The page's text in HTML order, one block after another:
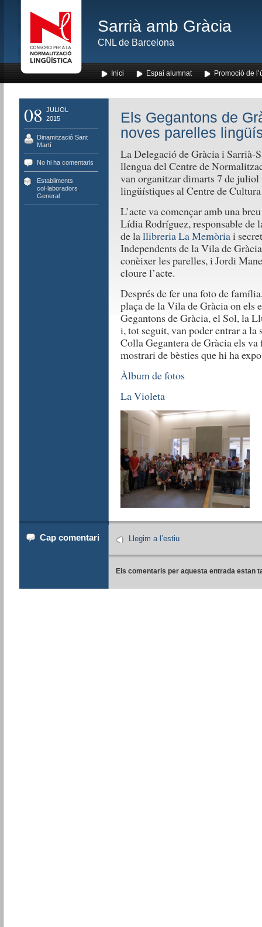
Sarrià amb Gràcia
CNL de Barcelona
Inici Espai alumnat Promoció de
08
JULIOL
2015
Dinamització Sant
Martí
No hi ha comentaris
Establiments
col·laboradors
General
Els Gegantons de
noves parelles
La Delegació de Gràcia i Sarrià-
llengua del Centre de
van organitzar dimarts 7 de juliol
lingüístiques al Centre de
L’acte va començar amb una
Lídia Rodríguez, responsable de
de lallibreria La Memòriai
Independents de la Vila de
conèixer les parelles, i Jordi
cloure l’acte.
Després de fer una foto de
plaça de la Vila de Gràcia on els
Gegantons de Gràcia, el Sol, la
i, tot seguit, van poder entrar a
Colla Gegantera de Gràcia els
mostrari de bèsties que hi ha
Àlbum de fotos
La Violeta
Cap comentari Llegim a l’estiu
Els comentaris per aquesta entrada estan